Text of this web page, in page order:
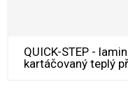
QUICK-STEP -
kartáčovaný teplý